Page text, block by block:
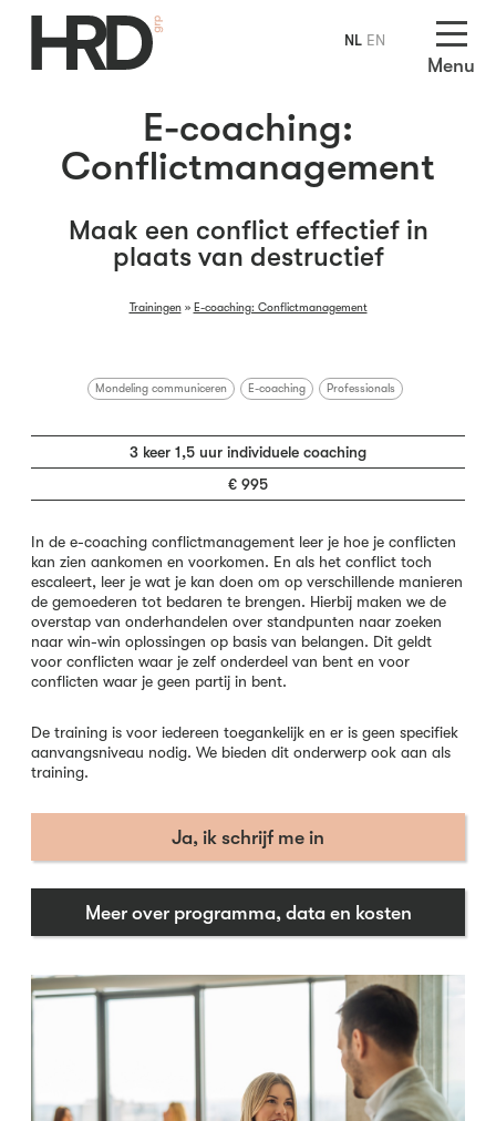
Menu
E-coaching:
Conflictmanagement
Maak een conflict effectief in
plaats van destructief
Trainingen» E-coaching: Conflictmanagement
Mondeling communiceren E-coaching Professionals
3 keer 1,5 uur individuele coaching
€ 995
In de e-coaching conflictmanagement leer je hoe je conflicten
kan zien aankomen en voorkomen. En als het conflict toch
escaleert, leer je wat je kan doen om op verschillende manieren
de gemoederen tot bedaren te brengen. Hierbij maken we de
overstap van onderhandelen over standpunten naar zoeken
naar win-win oplossingen op basis van belangen. Dit geldt
voor conflicten waar je zelf onderdeel van bent en voor
conflicten waar je geen partij in bent.
De training is voor iedereen toegankelijk en er is geen specifiek
aanvangsniveau nodig. We bieden dit onderwerp ook aan als
training.
Ja, ik schrijf me in
Meer over programma, data en kosten
NL EN